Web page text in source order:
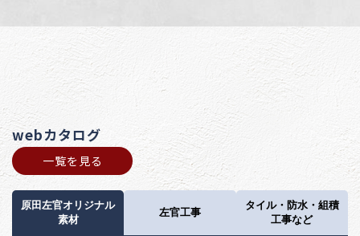
webカタログ
一覧を見る
原田左官オリジナル
素材
左官工事
タイル・防水・組積
工事など